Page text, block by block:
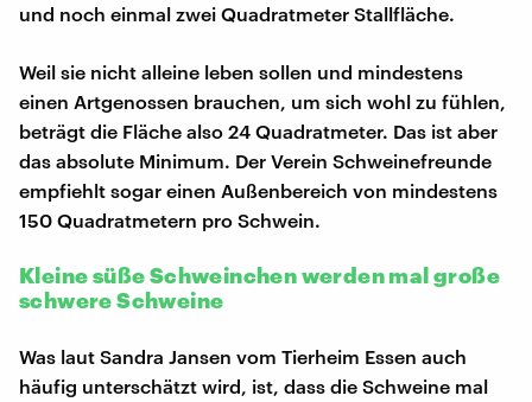
und noch einmal zwei Quadratmeter Stallfläche.
Weil sie nicht alleine leben sollen und mindestens
einen Artgenossen brauchen, um sich wohl zu fühlen,
beträgt die Fläche also 24 Quadratmeter. Das ist aber
das absolute Minimum. Der Verein Schweinefreunde
empfiehlt sogar einen Außenbereich von mindestens
150 Quadratmetern pro Schwein.
Kleine süße Schweinchen werden mal große
schwere Schweine
Was laut Sandra Jansen vom Tierheim Essen auch
häufig unterschätzt wird, ist, dass die Schweine mal